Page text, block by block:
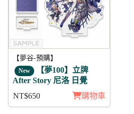
【夢谷-預購】
New 【夢100】立牌
After Story 尼洛 日覺
NT$650
購物車